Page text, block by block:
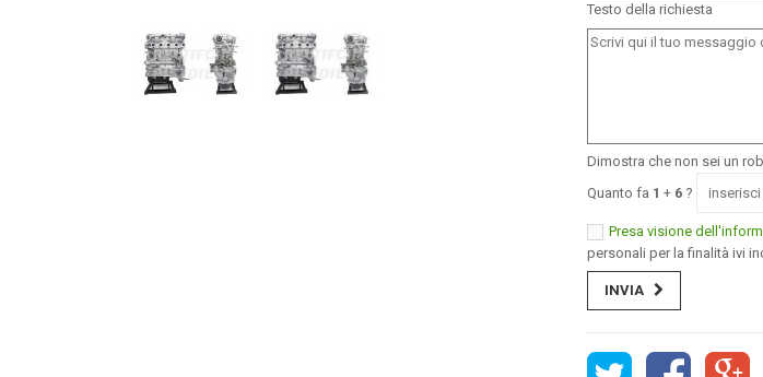
Testo della richiesta
Dimostra che non sei un
Quanto fa 1 + 6 ?
Presa visione
personali per la finalità ivi
INVIA